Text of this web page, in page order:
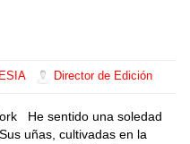
Director de Edición
He sentido una soledad
uñas, cultivadas en la